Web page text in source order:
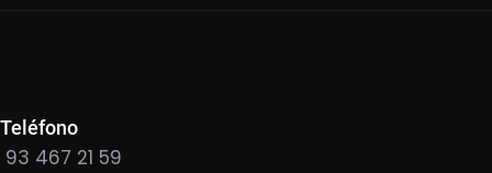
Teléfono
93 467 21 59